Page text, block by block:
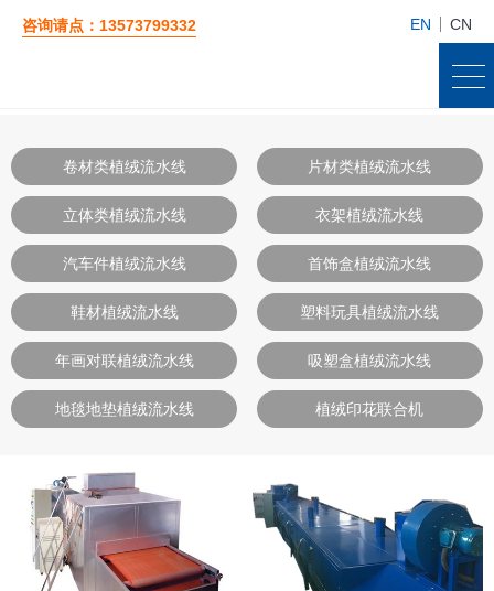
咨询请点：13573799332 EN CN
卷材类植绒流水线 片材类植绒流水线
立体类植绒流水线 衣架植绒流水线
汽车件植绒流水线 首饰盒植绒流水线
鞋材植绒流水线 塑料玩具植绒流水线
年画对联植绒流水线 吸塑盒植绒流水线
地毯地垫植绒流水线 植绒印花联合机